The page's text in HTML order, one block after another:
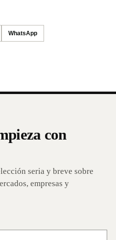
WhatsApp
con
seria y breve sobre
empresas y